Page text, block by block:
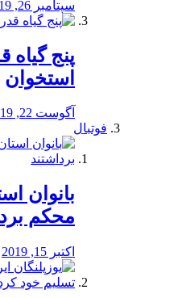
سپتامبر 26, 2019
پنج گیاه
استخوان
آگوست 22, 2019
فوتبال
بانوان
محكم
اکتبر 15, 2019